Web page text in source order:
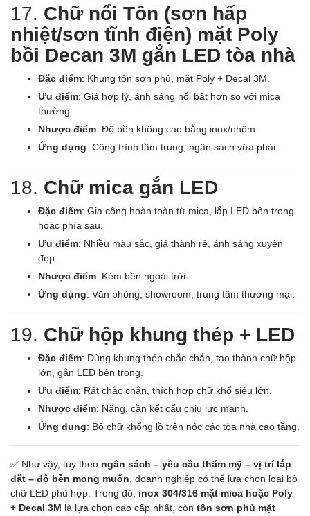
17. Chữ nổi Tôn (sơn hấp
nhiệt/sơn tĩnh điện) mặt Poly
bồi Decan 3M gắn LED tòa nhà
Đặc điểm: Khung tôn sơn phủ, mặt Poly + Decal 3M.
Ưu điểm: Giá hợp lý, ánh sáng nổi bật hơn so với mica
thường.
Nhược điểm: Độ bền không cao bằng inox/nhôm.
Ứng dụng: Công trình tầm trung, ngân sách vừa phải.
18. Chữ mica gắn LED
Đặc điểm: Gia công hoàn toàn từ mica, lắp LED bên trong
hoặc phía sau.
Ưu điểm: Nhiều màu sắc, giá thành rẻ, ánh sáng xuyên
đẹp.
Nhược điểm: Kém bền ngoài trời.
Ứng dụng: Văn phòng, showroom, trung tâm thương mại.
19. Chữ hộp khung thép + LED
Đặc điểm: Dùng khung thép chắc chắn, tạo thành chữ hộp
lớn, gắn LED bên trong.
Ưu điểm: Rất chắc chắn, thích hợp chữ khổ siêu lớn.
Nhược điểm: Nặng, cần kết cấu chịu lực mạnh.
Ứng dụng: Bộ chữ khổng lồ trên nóc các tòa nhà cao tầng.
✅ Như vậy, tùy theo ngân sách – yêu cầu thẩm mỹ – vị trí lắp
đặt – độ bền mong muốn , doanh nghiệp có thể lựa chọn loại bộ
chữ LED phù hợp. Trong đó, inox 304/316 mặt mica hoặc Poly
+ Decal 3M là lựa chọn cao cấp nhất, còn tôn sơn phủ mặt